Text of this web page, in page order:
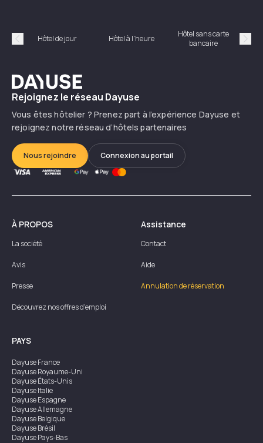
Précédent
Hôtel de jour Hôtel à l'heure
Hôtel sans carte
bancaire
Dayuse
Rejoignez le réseau Dayuse
Vous êtes hôtelier ? Prenez part à l’expérience Dayuse et
rejoignez notre réseau d’hôtels partenaires
Nous rejoindre Connexion au portail
À PROPOS
La société
Avis
Presse
Découvrez nos offres d'emploi
Assistance
Contact
Aide
Annulation de réservation
PAYS
DayuseFrance
DayuseRoyaume-Uni
DayuseÉtats-Unis
DayuseItalie
DayuseEspagne
DayuseAllemagne
DayuseBelgique
DayuseBrésil
DayusePays-Bas